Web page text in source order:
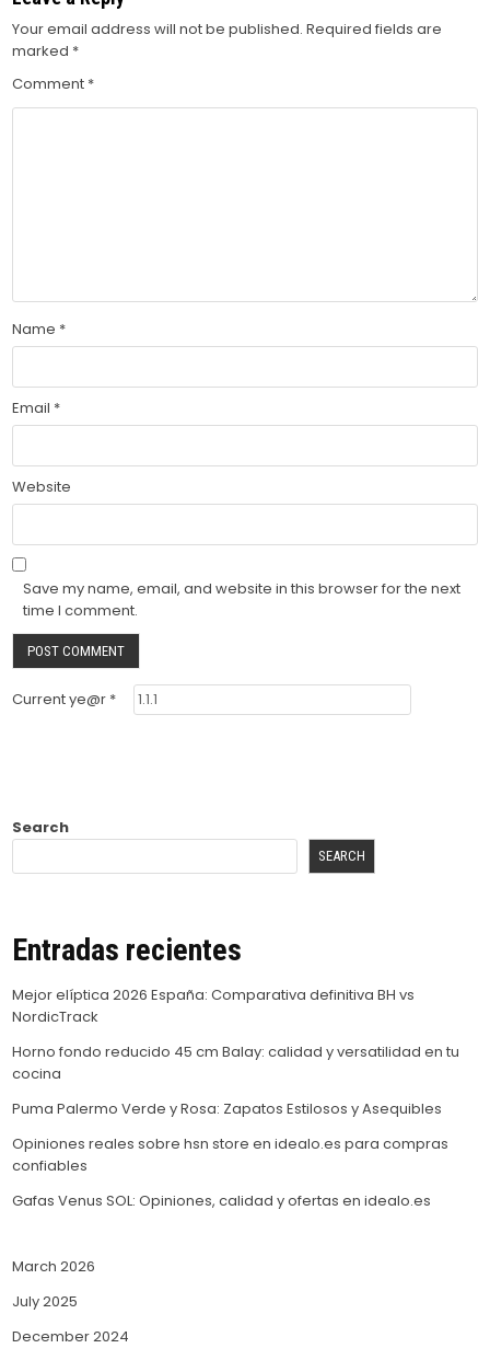
Your email address will not be published. Required fields are
marked *
Comment *
Name *
Email *
Website
Save my name, email, and website in this browser for the next
time I comment.
Current ye@r *
Search
SEARCH
Entradas recientes
Mejor elíptica 2026 España: Comparativa definitiva BH vs
NordicTrack
Horno fondo reducido 45 cm Balay: calidad y versatilidad en tu
cocina
Puma Palermo Verde y Rosa: Zapatos Estilosos y Asequibles
Opiniones reales sobre hsn store en idealo.es para compras
confiables
Gafas Venus SOL: Opiniones, calidad y ofertas en idealo.es
March 2026
July 2025
December 2024